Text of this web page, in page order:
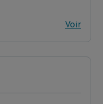
Voir